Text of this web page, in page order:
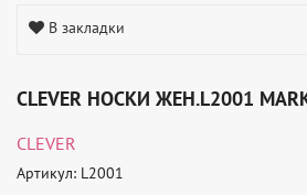
В закладки
CLEVER НОСКИ ЖЕН.L2001
CLEVER
Артикул: L2001